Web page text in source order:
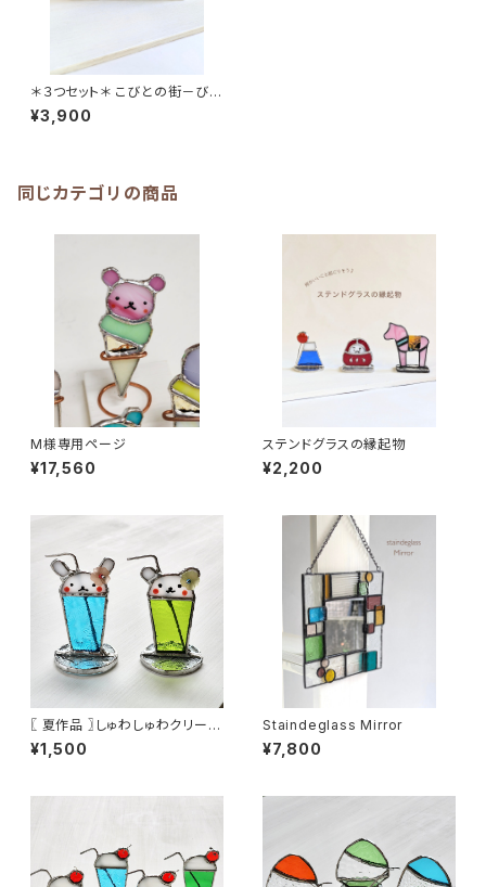
＊３つセット＊ こびとの街－びと
ろたうんー≪受注生産≫
¥3,900
同じカテゴリの商品
M様専用ページ
¥17,560
ステンドグラスの縁起物
¥2,200
〖 夏作品 〗しゅわしゅわクリーム
ソーダちゃん
¥1,500
Staindeglass Mirror
¥7,800